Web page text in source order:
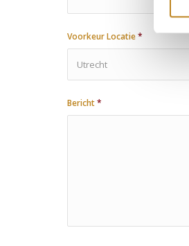
Voorkeur Locatie*
Bericht*